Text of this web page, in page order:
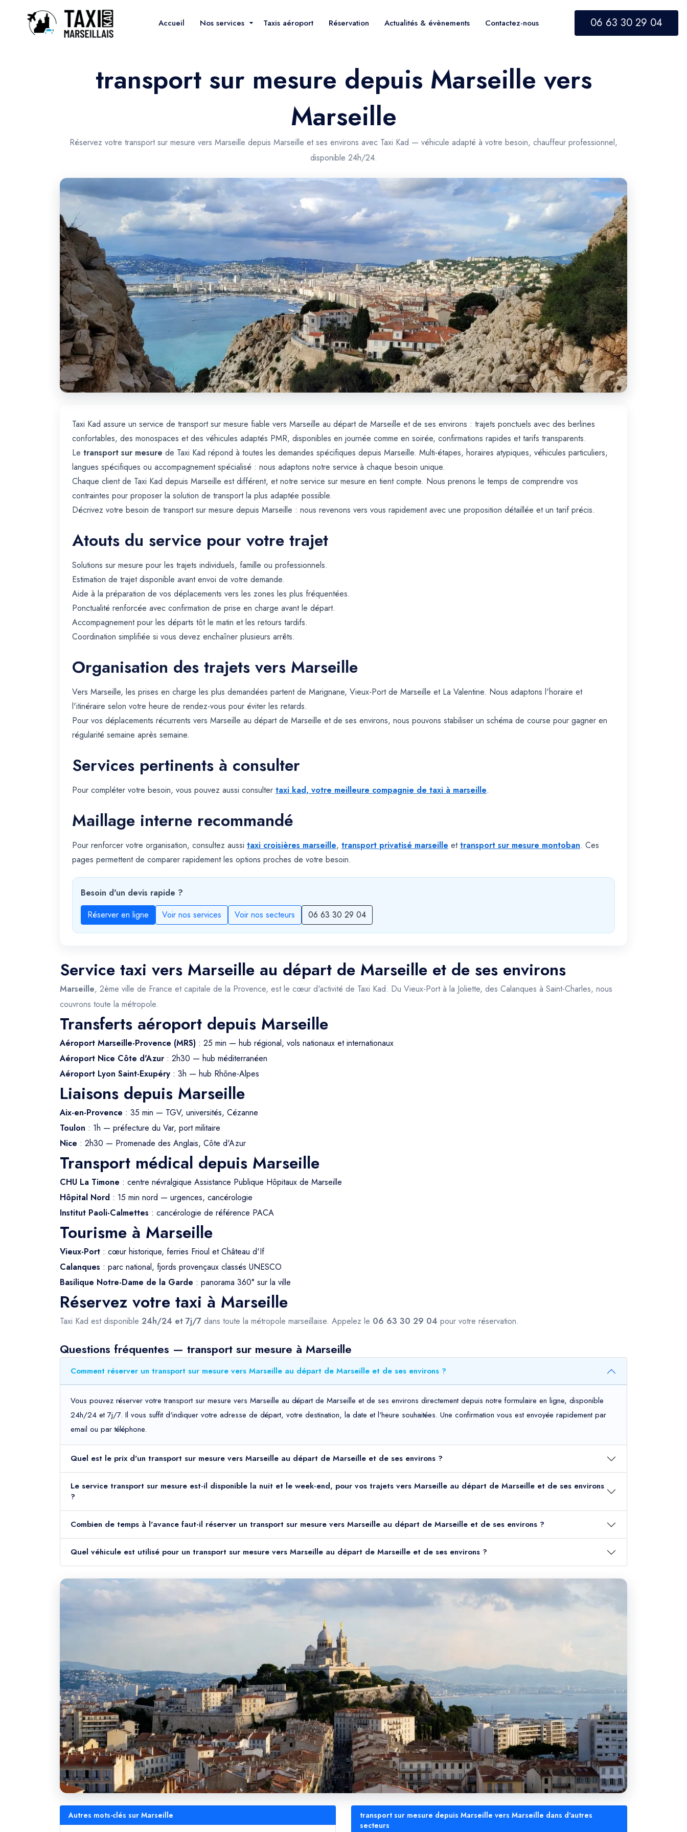
Accueil Nos services Taxis aéroport Réservation Actualités & évènements Contactez-nous 06 63 30 29 04
transport sur mesure depuis Marseille vers
Marseille
Réservez votre transport sur mesure vers Marseille depuis Marseille et ses environs avec Taxi Kad — véhicule adapté à votre besoin, chauffeur professionnel,
disponible 24h/24.
Taxi Kad assure un service de transport sur mesure fiable vers Marseille au départ de Marseille et de ses environs : trajets ponctuels avec des berlines
confortables, des monospaces et des véhicules adaptés PMR, disponibles en journée comme en soirée, confirmations rapides et tarifs transparents.
Le transport sur mesure de Taxi Kad répond à toutes les demandes spécifiques depuis Marseille. Multi-étapes, horaires atypiques, véhicules particuliers,
langues spécifiques ou accompagnement spécialisé : nous adaptons notre service à chaque besoin unique.
Chaque client de Taxi Kad depuis Marseille est différent, et notre service sur mesure en tient compte. Nous prenons le temps de comprendre vos
contraintes pour proposer la solution de transport la plus adaptée possible.
Décrivez votre besoin de transport sur mesure depuis Marseille : nous revenons vers vous rapidement avec une proposition détaillée et un tarif précis.
Atouts du service pour votre trajet
Solutions sur mesure pour les trajets individuels, famille ou professionnels.
Estimation de trajet disponible avant envoi de votre demande.
Aide à la préparation de vos déplacements vers les zones les plus fréquentées.
Ponctualité renforcée avec confirmation de prise en charge avant le départ.
Accompagnement pour les départs tôt le matin et les retours tardifs.
Coordination simplifiée si vous devez enchaîner plusieurs arrêts.
Organisation des trajets vers Marseille
Vers Marseille, les prises en charge les plus demandées partent de Marignane, Vieux-Port de Marseille et La Valentine. Nous adaptons l'horaire et
l'itinéraire selon votre heure de rendez-vous pour éviter les retards.
Pour vos déplacements récurrents vers Marseille au départ de Marseille et de ses environs, nous pouvons stabiliser un schéma de course pour gagner en
régularité semaine après semaine.
Services pertinents à consulter
Pour compléter votre besoin, vous pouvez aussi consulter taxi kad, votre meilleure compagnie de taxi à marseille.
Maillage interne recommandé
Pour renforcer votre organisation, consultez aussi taxi croisières marseille, transport privatisé marseille ettransport sur mesure montoban. Ces
pages permettent de comparer rapidement les options proches de votre besoin.
Besoin d'un devis rapide ?
Réserver en ligne
Voir nos services Voir nos secteurs 06 63 30 29 04
Service taxi vers Marseille au départ de Marseille et de ses environs
Marseille, 2ème ville de France et capitale de la Provence, est le cœur d'activité de Taxi Kad. Du Vieux-Port à la Joliette, des Calanques à Saint-Charles, nous
couvrons toute la métropole.
Transferts aéroport depuis Marseille
Aéroport Marseille-Provence (MRS) : 25 min — hub régional, vols nationaux et internationaux
Aéroport Nice Côte d'Azur : 2h30 — hub méditerranéen
Aéroport Lyon Saint-Exupéry : 3h — hub Rhône-Alpes
Liaisons depuis Marseille
Aix-en-Provence : 35 min — TGV, universités, Cézanne
Toulon : 1h — préfecture du Var, port militaire
Nice : 2h30 — Promenade des Anglais, Côte d'Azur
Transport médical depuis Marseille
CHU La Timone : centre névralgique Assistance Publique Hôpitaux de Marseille
Hôpital Nord : 15 min nord — urgences, cancérologie
Institut Paoli-Calmettes : cancérologie de référence PACA
Tourisme à Marseille
Vieux-Port : cœur historique, ferries Frioul et Château d'If
Calanques : parc national, fjords provençaux classés UNESCO
Basilique Notre-Dame de la Garde : panorama 360° sur la ville
Réservez votre taxi à Marseille
Taxi Kad est disponible 24h/24 et 7j/7 dans toute la métropole marseillaise. Appelez le 06 63 30 29 04 pour votre réservation.
Questions fréquentes — transport sur mesure à Marseille
Comment réserver un transport sur mesure vers Marseille au départ de Marseille et de ses environs ?
Vous pouvez réserver votre transport sur mesure vers Marseille au départ de Marseille et de ses environs directement depuis notre formulaire en ligne, disponible
24h/24 et 7j/7. Il vous suffit d'indiquer votre adresse de départ, votre destination, la date et l'heure souhaitées. Une confirmation vous est envoyée rapidement par
email ou par téléphone.
Quel est le prix d'un transport sur mesure vers Marseille au départ de Marseille et de ses environs ?
Le service transport sur mesure est-il disponible la nuit et le week-end, pour vos trajets vers Marseille au départ de Marseille et de ses environs
?
Combien de temps à l'avance faut-il réserver un transport sur mesure vers Marseille au départ de Marseille et de ses environs ?
Quel véhicule est utilisé pour un transport sur mesure vers Marseille au départ de Marseille et de ses environs ?
Autres mots-clés sur Marseille
transport sur mesure depuis Marseille vers Marseille dans d'autres
secteurs